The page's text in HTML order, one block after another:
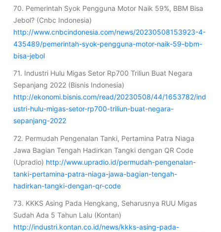
70. Pemerintah Syok Pengguna Motor Naik 59%, BBM Bisa
Jebol? (Cnbc Indonesia)
http://www.cnbcindonesia.com/news/20230508153923-4-
435489/pemerintah-syok-pengguna-motor-naik-59-bbm-
bisa-jebol
71. Industri Hulu Migas Setor Rp700 Triliun Buat Negara
Sepanjang 2022 (Bisnis Indonesia)
http://ekonomi.bisnis.com/read/20230508/44/1653782/ind
ustri-hulu-migas-setor-rp700-triliun-buat-negara-
sepanjang-2022
72. Permudah Pengenalan Tanki, Pertamina Patra Niaga
Jawa Bagian Tengah Hadirkan Tangki dengan QR Code
(Upradio) http://www.upradio.id/permudah-pengenalan-
tanki-pertamina-patra-niaga-jawa-bagian-tengah-
hadirkan-tangki-dengan-qr-code
73. KKKS Asing Pada Hengkang, Seharusnya RUU Migas
Sudah Ada 5 Tahun Lalu (Kontan)
http://industri.kontan.co.id/news/kkks-asing-pada-